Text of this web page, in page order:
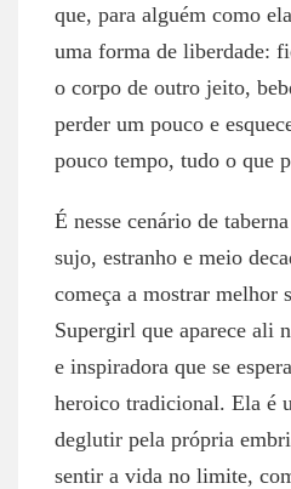
que, para alguém como
uma forma de liberdade:
o corpo de outro jeito,
perder um pouco e
pouco tempo, tudo o que
É nesse cenário de
sujo, estranho e meio
começa a mostrar melhor
Supergirl que aparece ali
e inspiradora que se
heroico tradicional. Ela é
deglutir pela própria
sentir a vida no limite,